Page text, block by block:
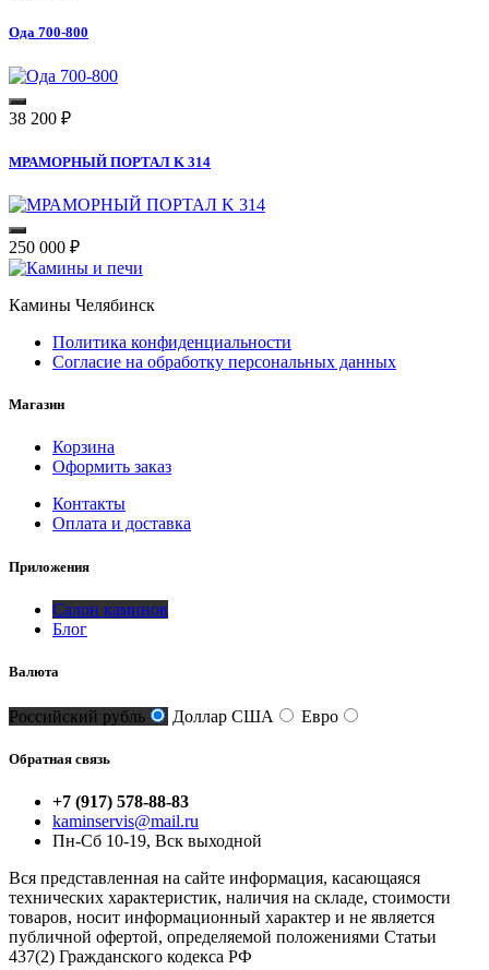
Ода 700-800
38 200 ₽
МРАМОРНЫЙ ПОРТАЛ K 314
250 000 ₽
Камины Челябинск
Политика конфиденциальности
Согласие на обработку персональных данных
Магазин
Корзина
Оформить заказ
Контакты
Оплата и доставка
Приложения
Салон каминов
Блог
Валюта
Российский рубль Доллар США Евро
Обратная связь
+7 (917) 578-88-83
kaminservis@mail.ru
Пн-Сб 10-19, Вск выходной
Вся представленная на сайте информация, касающаяся
технических характеристик, наличия на складе, стоимости
товаров, носит информационный характер и не является
публичной офертой, определяемой положениями Статьи
437(2) Гражданского кодекса РФ